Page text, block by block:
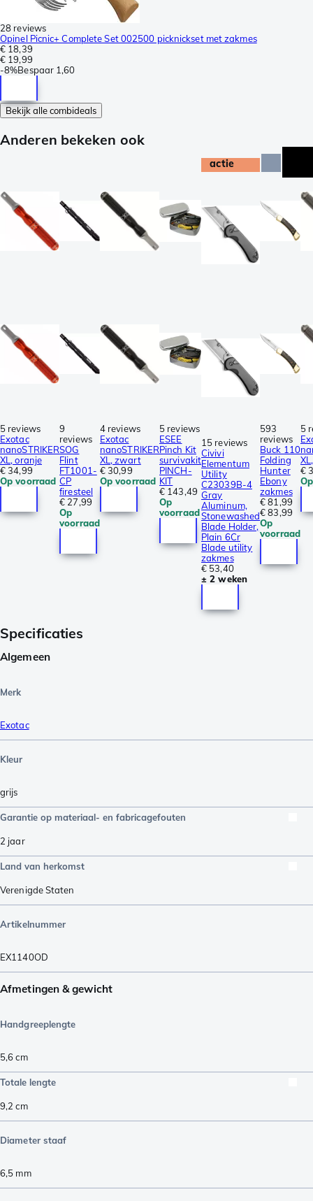
28 reviews
Opinel Picnic+ Complete Set 002500 picknickset met zakmes
€ 18,39
€ 19,99
-8%Bespaar 1,60
Bekijk alle combideals
Anderen bekeken ook
5 reviews
Exotac
nanoSTRIKER
XL, oranje
€ 34,99
Op voorraad
9
reviews
SOG
Flint
FT1001-
CP
firesteel
€ 27,99
Op
voorraad
4 reviews
Exotac
nanoSTRIKER
XL, zwart
€ 30,99
Op voorraad
5 reviews
ESEE
Pinch Kit
survivakit
PINCH-
KIT
€ 143,49
Op
voorraad
actie
15 reviews
Civivi
Elementum
Utility
C23039B-4
Gray
Aluminum,
Stonewashed
Blade Holder,
Plain 6Cr
Blade utility
zakmes
€ 53,40
± 2 weken
593
reviews
Buck 110
Folding
Hunter
Ebony
zakmes
€ 81,99
€ 83,99
Op
voorraad
5
€
Specificaties
Algemeen
Merk
Exotac
Kleur
grijs
Garantie op materiaal- en fabricagefouten
2 jaar
Land van herkomst
Verenigde Staten
Artikelnummer
EX1140OD
Afmetingen & gewicht
Handgreeplengte
5,6cm
Totale lengte
9,2 cm
Diameter staaf
6,5 mm